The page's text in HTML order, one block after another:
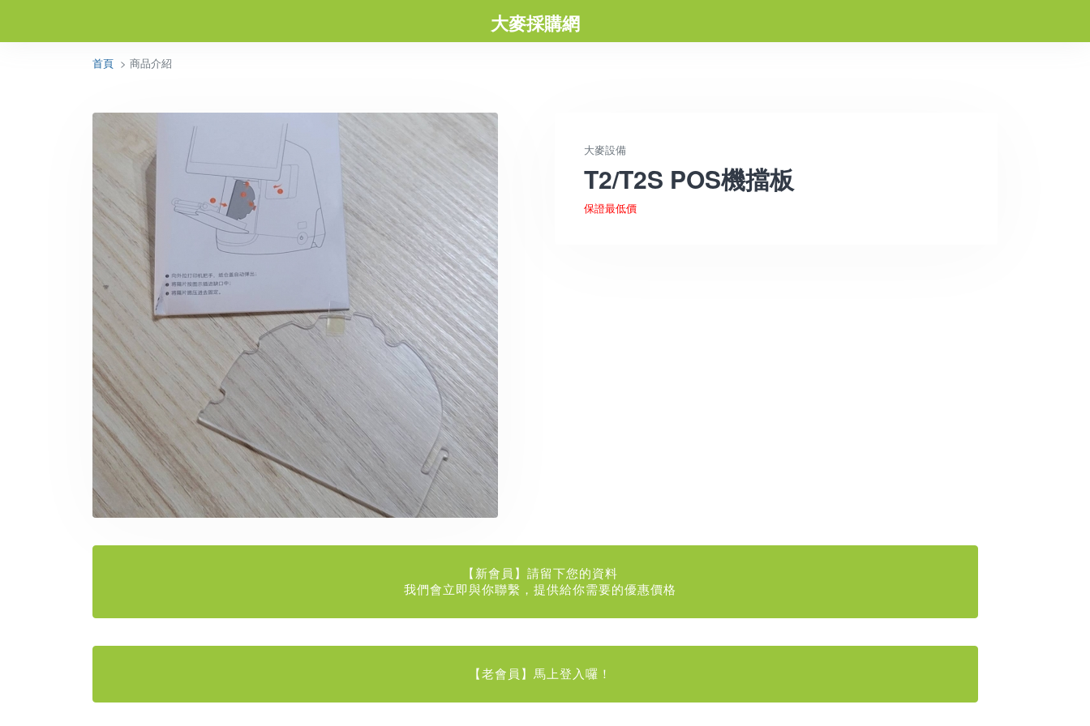
大麥採購網
首頁 > 商品介紹
大麥設備
T2/T2S POS機擋板
保證最低價
【新會員】請留下您的資料
我們會立即與你聯繫，提供給你需要的優惠價格
【老會員】馬上登入囉！